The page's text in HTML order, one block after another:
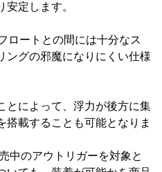
安定します。
ロートとの間には十分なス
ングの邪魔になりにくい仕様
とによって、浮力が後方に集
搭載することも可能となりま
中のアウトリガーを対象と